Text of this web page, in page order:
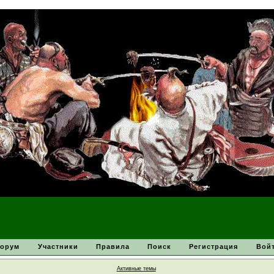
Участники Правила Поиск Регистрация
Активные темы